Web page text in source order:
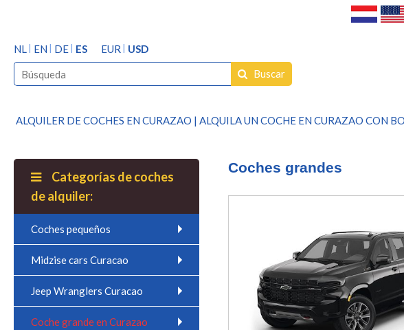
NL EN DE ES EUR
USD
Buscar
ALQUILER DE COCHES EN CURAZAO | ALQUILA UN COCHE EN CURAZAO CON
Categorías de coches
de alquiler:
Coches pequeños
Midzise cars Curacao
Jeep Wranglers Curacao
Coche grande en Curazao
Coches grandes